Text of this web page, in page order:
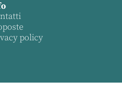
policy